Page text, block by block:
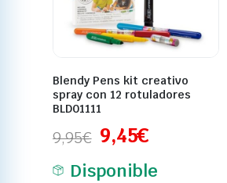
Blendy Pens kit creativo
spray con 12 rotuladores
BLD01111
9,95€ 9,45€
Disponible